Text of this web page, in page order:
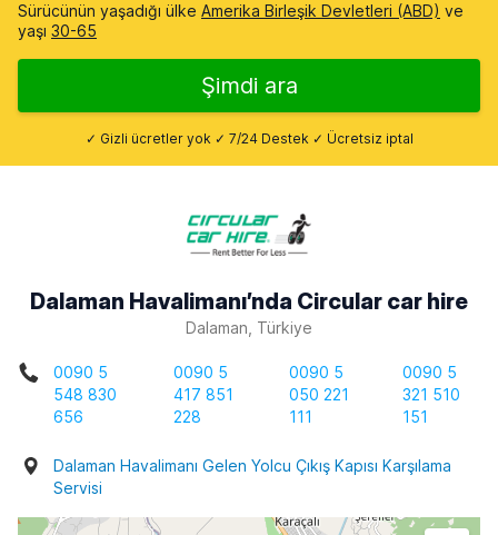
Sürücünün yaşadığı ülke Amerika Birleşik Devletleri (ABD) ve
yaşı 30-65
Şimdi ara
✓ Gizli ücretler yok ✓ 7/24 Destek ✓ Ücretsiz iptal
Dalaman Havalimanı’nda Circular car hire
Dalaman, Türkiye
0090 5
548 830
656
0090 5
417 851
228
0090 5
050 221
111
0090 5
321 510
151
Dalaman Havalimanı Gelen Yolcu Çıkış Kapısı Karşılama
Servisi